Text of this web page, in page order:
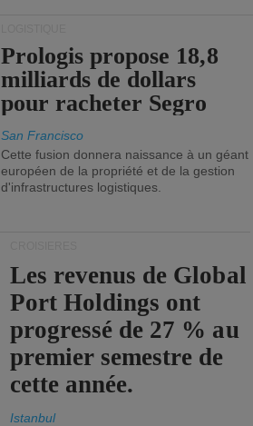
Prologis propose 18,8
milliards de dollars
pour racheter Segro
San Francisco
Cette fusion donnera naissance à un géant
européen de la propriété et de la gestion
d'infrastructures logistiques.
Les revenus de Global
Port Holdings ont
progressé de 27 % au
premier semestre de
cette année.
Istanbul